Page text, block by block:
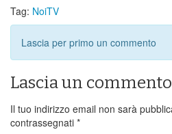
Tag: NoiTV
Lascia per primo un commento
Lascia un commento
Il tuo indirizzo email non sarà
contrassegnati *